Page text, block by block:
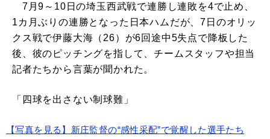
7月9～10日の埼玉西武戦で連勝し連敗を4で止め、
1カ月ぶりの連勝となった日本ハムだが、7日のオリッ
クス戦で伊藤大海（26）が6回途中5失点で降板した
後、彼のピッチングを指して、チームスタッフや担当
記者たちから言葉が聞かれた。
「四球を出さない制球難」
【写真を見る】新庄監督の“感性采配”で覚醒した選手たち